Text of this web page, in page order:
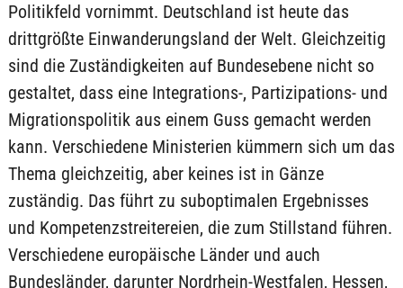
Politikfeld vornimmt. Deutschland ist heute das
drittgrößte Einwanderungsland der Welt. Gleichzeitig
sind die Zuständigkeiten auf Bundesebene nicht so
gestaltet, dass eine Integrations-, Partizipations- und
Migrationspolitik aus einem Guss gemacht werden
kann. Verschiedene Ministerien kümmern sich um das
Thema gleichzeitig, aber keines ist in Gänze
zuständig. Das führt zu suboptimalen Ergebnisses
und Kompetenzstreitereien, die zum Stillstand führen.
Verschiedene europäische Länder und auch
Bundesländer, darunter Nordrhein-Westfalen, Hessen,